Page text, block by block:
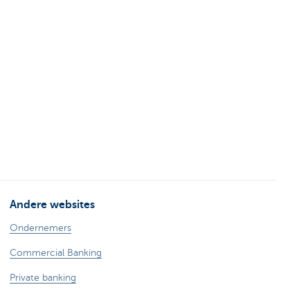
Andere websites
Ondernemers
Commercial Banking
Private banking